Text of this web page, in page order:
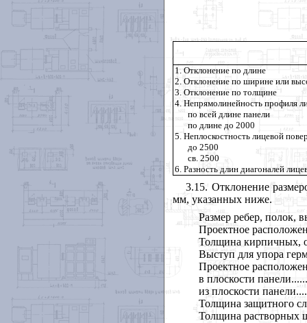
1. Отклонение по длине
2. Отклонение по ширине или
3. Отклонение по толщине
4. Непрямолинейность профиля
по всей длине панели
по длине до 2000
5. Неплоскостность лицевой
до 2500
св. 2500
6. Разность длин диагоналей
3.15. Отклонение
мм, указанных ниже.
Размер ребер, полок,
Проектное
Толщина кирпичных,
Выступ для упора
Проектное
в плоскости
из плоскости
Толщина защитного
Толщина растворных